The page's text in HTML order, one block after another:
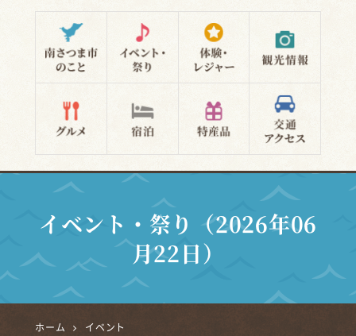
イベント・祭り（2026年06
月22日）
ホーム イベント